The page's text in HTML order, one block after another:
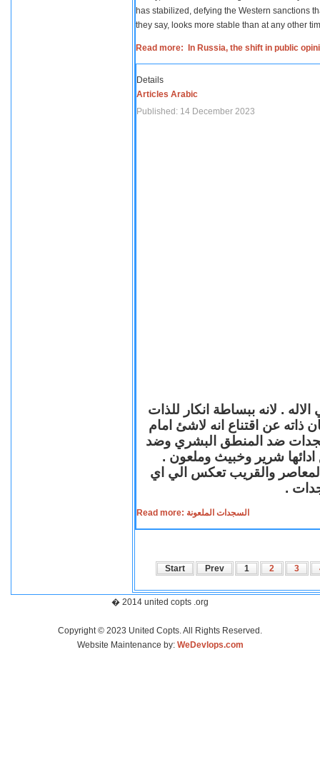
has stabilized, defying the Western sanctions
they say, looks more stable than at any other
Read more: In Russia, the shift in public
Details
Articles Arabic
Published: 14 December 2023
. لانه ببساطة انكار للذات
ذاته عن اقتناع انه لاشئ امام
ضد المنطق البشري وضد
ادائها شرير وخبيث وملعون .
المعاصر والقريب تعكس الي اي
.
Read more: السجدات الملعونة
Start Prev 1 2 3
� 2014 united copts .org
Copyright © 2023 United Copts. All Rights Reserved.
Website Maintenance by: WeDevlops.com